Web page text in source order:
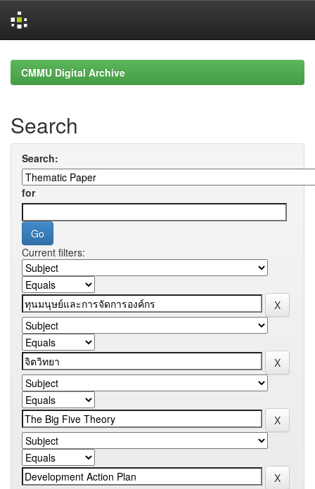
navigationCMMU Digital Archive
Search
Search:
for
Current filters: